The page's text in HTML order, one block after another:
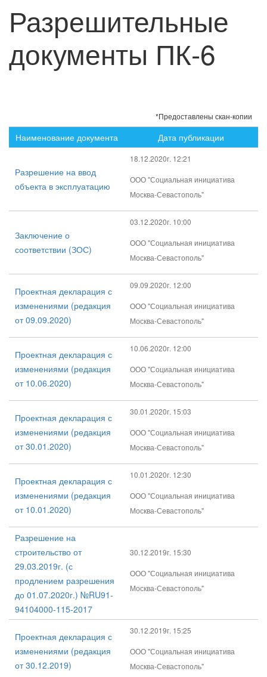
Разрешительные
документы ПК-6
*Предоставлены скан-копии
Наименование документа Дата публикации
Разрешение на ввод
объекта в эксплуатацию
18.12.2020г. 12:21
ООО "Социальная инициатива
Москва-Севастополь"
Заключение о
соответствии (ЗОС)
03.12.2020г. 10:00
ООО "Социальная инициатива
Москва-Севастополь"
Проектная декларация с
изменениями (редакция
от 09.09.2020)
09.09.2020г. 12:00
ООО "Социальная инициатива
Москва-Севастополь"
Проектная декларация с
изменениями (редакция
от 10.06.2020)
10.06.2020г. 12:00
ООО "Социальная инициатива
Москва-Севастополь"
Проектная декларация с
изменениями (редакция
от 30.01.2020)
30.01.2020г. 15:03
ООО "Социальная инициатива
Москва-Севастополь"
Проектная декларация с
изменениями (редакция
от 10.01.2020)
10.01.2020г. 12:30
ООО "Социальная инициатива
Москва-Севастополь"
Разрешение на
строительство от
29.03.2019г. (с
продлением разрешения
до 01.07.2020г.) №RU91-
94104000-115-2017
30.12.2019г. 15:30
ООО "Социальная инициатива
Москва-Севастополь"
Проектная декларация с
изменениями (редакция
от 30.12.2019)
30.12.2019г. 15:25
ООО "Социальная инициатива
Москва-Севастополь"